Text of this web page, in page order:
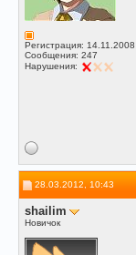
Регистрация: 14.11.2008
Сообщения: 247
Нарушения:
28.03.2012, 10:43
shailim
Новичок